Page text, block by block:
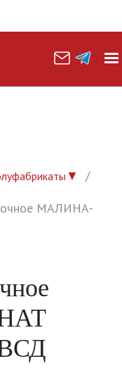
▼
МАЛИНА-
ВСД